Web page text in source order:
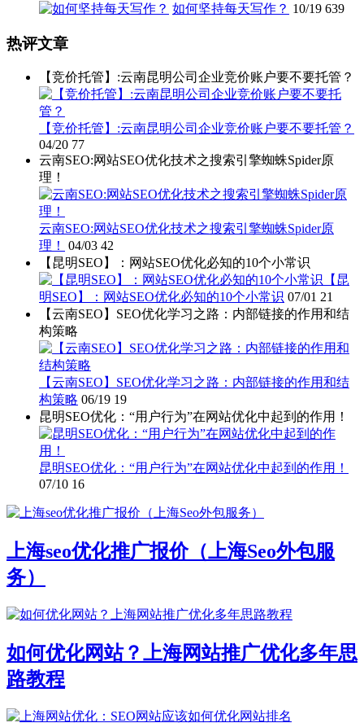
如何坚持每天写作？ 10/19 639
热评文章
【竞价托管】:云南昆明公司企业竞价账户要不要托管？
【竞价托管】:云南昆明公司企业竞价账户要不要托管？
04/20 77
云南SEO:网站SEO优化技术之搜索引擎蜘蛛Spider原
理！
云南SEO:网站SEO优化技术之搜索引擎蜘蛛Spider原
理！
04/03 42
【昆明SEO】：网站SEO优化必知的10个小常识
【昆
明SEO】：网站SEO优化必知的10个小常识 07/01 21
【云南SEO】SEO优化学习之路：内部链接的作用和结
构策略
【云南SEO】SEO优化学习之路：内部链接的作用和结
构策略 06/19 19
昆明SEO优化：“用户行为”在网站优化中起到的作用！
昆明SEO优化：“用户行为”在网站优化中起到的作用！
07/10 16
上海seo优化推广报价（上海Seo外包服
务）
如何优化网站？上海网站推广优化多年思
路教程